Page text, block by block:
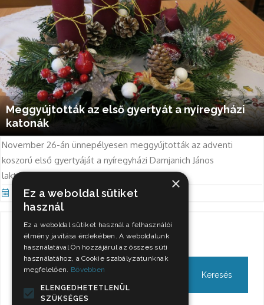
Meggyújtották az első gyertyát a nyíregyházi
katonák
November 26-án ünnepélyesen meggyújtották az adventi
koszorú első gyertyáját a nyíregyházi Damjanich János
laktanyában.
Nov 29, 2021
Keresés
×
Ez a weboldal sütiket
használ
Ez a weboldal sütiket használ a felhasználói
élmény javítása érdekében. A weboldalunk
használatával Ön hozzájárul az összes süti
használatához, a Cookie szabályzatunknak
megfelelően. Bővebben
ELENGEDHETETLENÜL
SZÜKSÉGES